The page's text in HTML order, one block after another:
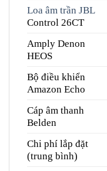
Loa âm trần JBL
Control 26CT
Amply Denon
HEOS
Bộ điều khiển
Amazon Echo
Cáp âm thanh
Belden
Chi phí lắp đặt
(trung bình)